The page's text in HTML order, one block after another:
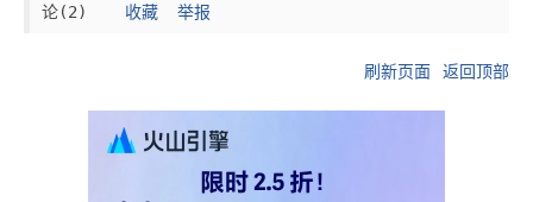
论(2) 收藏 举报
刷新页面 返回顶部